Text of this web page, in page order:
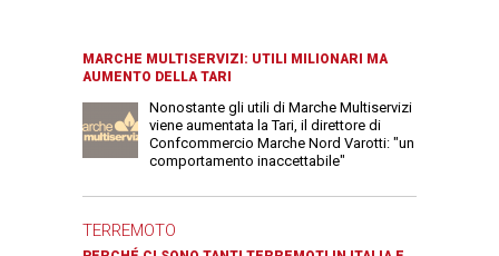
MARCHE MULTISERVIZI: UTILI MILIONARI MA
AUMENTO DELLA TARI
Nonostante gli utili di Marche Multiservizi
viene aumentata la Tari, il direttore di
Confcommercio Marche Nord Varotti: "un
comportamento inaccettabile"
TERREMOTO